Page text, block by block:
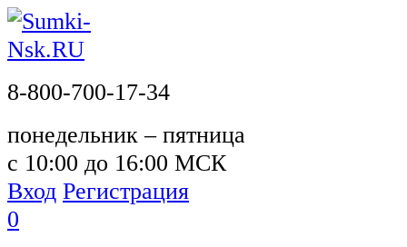
8-800-700-17-34
понедельник – пятница
с 10:00 до 16:00 МСК
Вход Регистрация
0